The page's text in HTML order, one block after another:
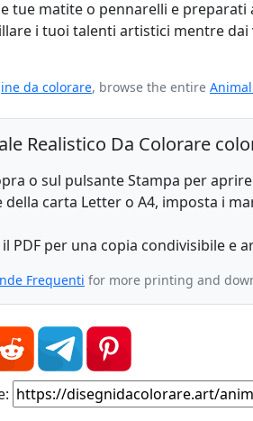
tue matite o pennarelli e
i tuoi talenti artistici mentre
da colorare, browse the entire
Realistico Da Colorare
o sul pulsante Stampa per
della carta Letter o A4, imposta i
PDF per una copia condivisibile e
Frequenti for more printing and